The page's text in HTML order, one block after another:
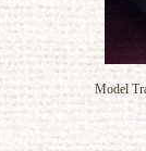
Model